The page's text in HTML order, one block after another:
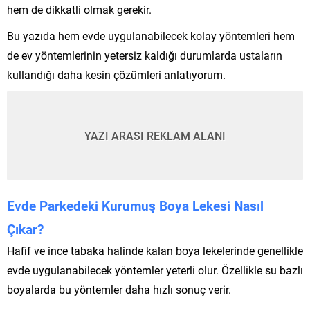
hem de dikkatli olmak gerekir.
Bu yazıda hem evde uygulanabilecek kolay yöntemleri hem
de ev yöntemlerinin yetersiz kaldığı durumlarda ustaların
kullandığı daha kesin çözümleri anlatıyorum.
YAZI ARASI REKLAM ALANI
Evde Parkedeki Kurumuş Boya Lekesi Nasıl
Çıkar?
Hafif ve ince tabaka halinde kalan boya lekelerinde genellikle
evde uygulanabilecek yöntemler yeterli olur. Özellikle su bazlı
boyalarda bu yöntemler daha hızlı sonuç verir.